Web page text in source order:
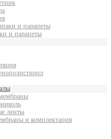
и парапеты
и парапеты
ленты
и комплектация